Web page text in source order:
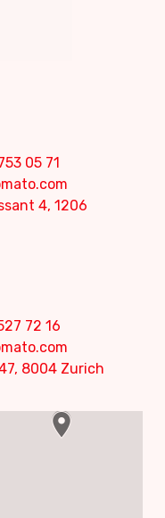
05 71
4, 1206
72 16
8004 Zurich